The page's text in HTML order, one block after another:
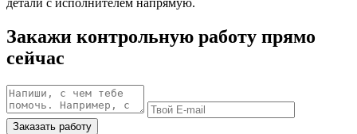
детали с исполнителем напрямую.
Закажи контрольную работу прямо
сейчас
Заказать работу